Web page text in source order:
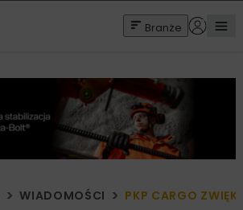
Branże
WIADOMOŚCI PKP CARGO